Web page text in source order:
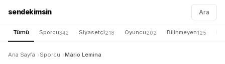
sendekimsin Ara
Tümü Sporcu342 Siyasetçi218 Oyuncu202 Bilinmeyen125
Ana Sayfa Sporcu Mário Lemina